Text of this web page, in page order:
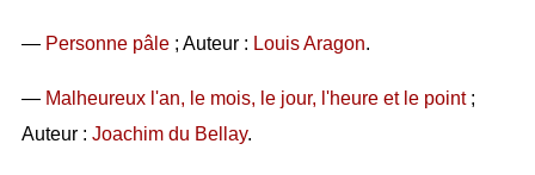
— Personne pâle; Auteur : Louis Aragon.
— Malheureux l'an, le mois, le jour, l'heure et le point;
Auteur : Joachim du Bellay.